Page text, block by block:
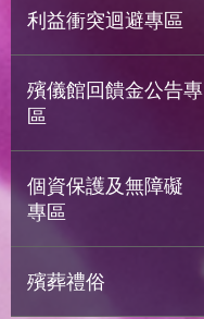
利益衝突迴避專區
殯儀館回饋金公告專
區
個資保護及無障礙
專區
殯葬禮俗